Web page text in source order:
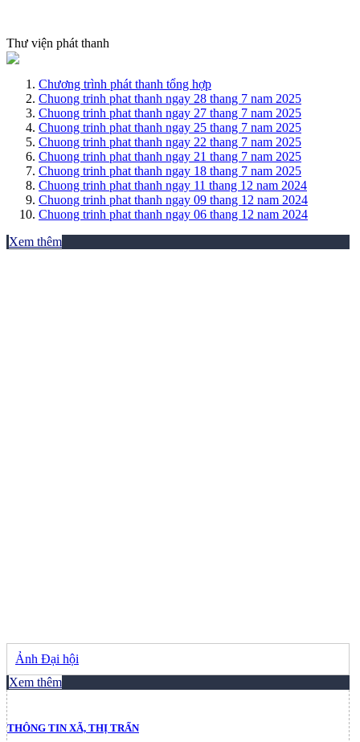
Thư viện phát thanh
Chương trình phát thanh tổng hợp
Chuong trinh phat thanh ngay 28 thang 7 nam 2025
Chuong trinh phat thanh ngay 27 thang 7 nam 2025
Chuong trinh phat thanh ngay 25 thang 7 nam 2025
Chuong trinh phat thanh ngay 22 thang 7 nam 2025
Chuong trinh phat thanh ngay 21 thang 7 nam 2025
Chuong trinh phat thanh ngay 18 thang 7 nam 2025
Chuong trinh phat thanh ngay 11 thang 12 nam 2024
Chuong trinh phat thanh ngay 09 thang 12 nam 2024
Chuong trinh phat thanh ngay 06 thang 12 nam 2024
Xem thêm
Ảnh Đại hội
Xem thêm
THÔNG TIN XÃ, THỊ TRẤN